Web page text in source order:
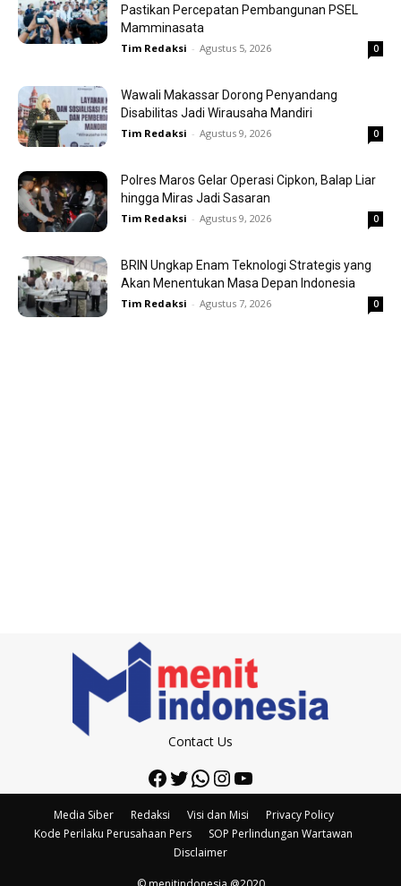
Pastikan Percepatan Pembangunan PSEL
Mamminasata
Tim Redaksi - Agustus 5, 2026 0
Wawali Makassar Dorong Penyandang
Disabilitas Jadi Wirausaha Mandiri
Tim Redaksi - Agustus 9, 2026 0
Polres Maros Gelar Operasi Cipkon, Balap Liar
hingga Miras Jadi Sasaran
Tim Redaksi - Agustus 9, 2026 0
BRIN Ungkap Enam Teknologi Strategis yang
Akan Menentukan Masa Depan Indonesia
Tim Redaksi - Agustus 7, 2026 0
Contact Us
Facebook
Twitter
WhatsApp
Instagram
YouTube
Media Siber Redaksi Visi dan Misi
Privacy Policy
Kode Perilaku Perusahaan Pers
SOP Perlindungan Wartawan
Disclaimer